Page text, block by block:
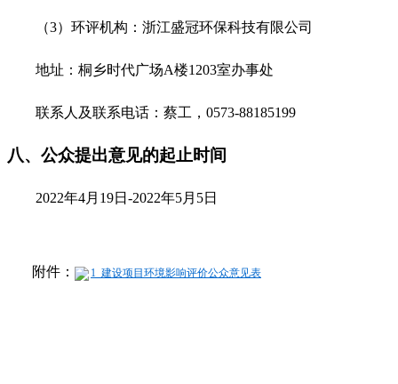
（3）环评机构：浙江盛冠环保科技有限公司
地址：桐乡时代广场A楼1203室办事处
联系人及联系电话：蔡工， 0573-88185199
八、 公众提出意见的起止时间
2022年4月 19日 -2022年5月 5日
附件： 1_建设项目环境影响评价公众意见表